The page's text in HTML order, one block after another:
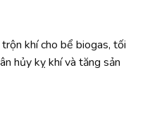
khí cho bể biogas, tối
hủy kỵ khí và tăng sản